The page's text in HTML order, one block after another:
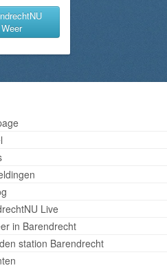
Weer
Live
in Barendrecht
station Barendrecht